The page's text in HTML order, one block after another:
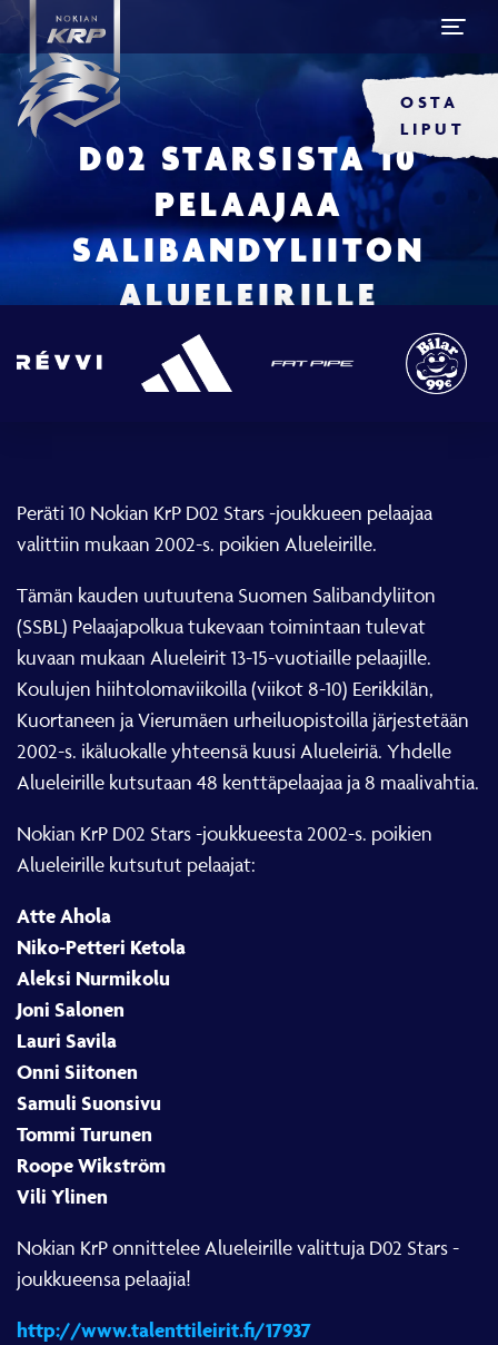
OSTA
LIPUT
D02 STARSISTA 10
PELAAJAA
SALIBANDYLIITON
ALUELEIRILLE
Peräti 10 Nokian KrP D02 Stars -joukkueen pelaajaa
valittiin mukaan 2002-s. poikien Alueleirille.
Tämän kauden uutuutena Suomen Salibandyliiton
(SSBL) Pelaajapolkua tukevaan toimintaan tulevat
kuvaan mukaan Alueleirit 13-15-vuotiaille pelaajille.
Koulujen hiihtolomaviikoilla (viikot 8-10) Eerikkilän,
Kuortaneen ja Vierumäen urheiluopistoilla järjestetään
2002-s. ikäluokalle yhteensä kuusi Alueleiriä. Yhdelle
Alueleirille kutsutaan 48 kenttäpelaajaa ja 8 maalivahtia.
Nokian KrP D02 Stars -joukkueesta 2002-s. poikien
Alueleirille kutsutut pelaajat:
Atte Ahola
Niko-Petteri Ketola
Aleksi Nurmikolu
Joni Salonen
Lauri Savila
Onni Siitonen
Samuli Suonsivu
Tommi Turunen
Roope Wikström
Vili Ylinen
Nokian KrP onnittelee Alueleirille valittuja D02 Stars -
joukkueensa pelaajia!
http://www.talenttileirit.fi/17937